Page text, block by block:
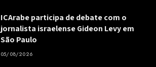
ICArabe participa de debate com o
jornalista israelense Gideon Levy em
São Paulo
05/08/2026